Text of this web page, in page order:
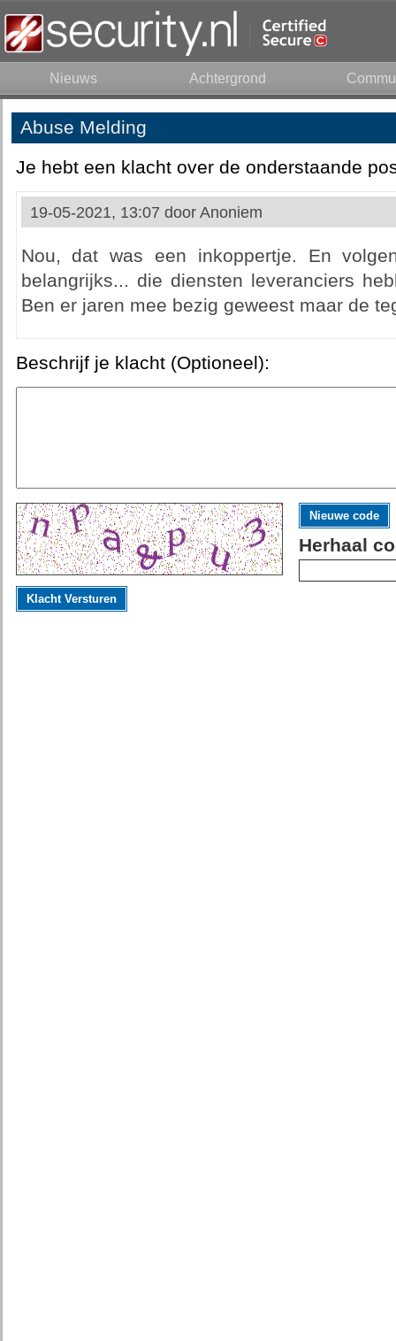
Nieuws Achtergrond
Abuse Melding
Je hebt een klacht over de onderstaande
19-05-2021, 13:07 door Anoniem
Nou, dat was een inkoppertje. En
belangrijks... die diensten leveranciers
Ben er jaren mee bezig geweest maar de
Beschrijf je klacht (Optioneel):
Nieuwe code
Herhaal
Klacht Versturen